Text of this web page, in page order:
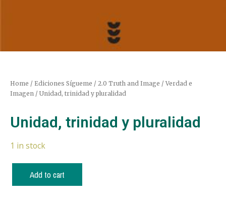
Home / Ediciones Sígueme / 2.0 Truth and Image / Verdad e
Imagen / Unidad, trinidad y pluralidad
Unidad, trinidad y pluralidad
1 in stock
Add to cart